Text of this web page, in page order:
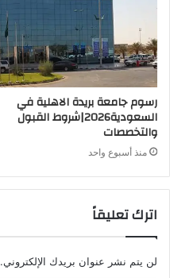
رسوم جامعة بريدة الاهلية في
السعودية2026|شروط القبول
والتخصصات
منذ أسبوع واحد
اترك تعليقاً
لن يتم نشر عنوان بريدك الإلكتروني.